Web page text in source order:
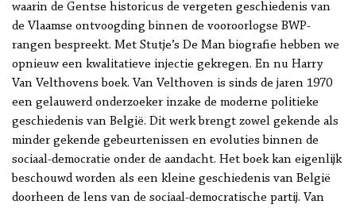
waarin de Gentse historicus de vergeten geschiedenis van
de Vlaamse ontvoogding binnen de vooroorlogse BWP-
rangen bespreekt. Met Stutje’s De Man biografie hebben we
opnieuw een kwalitatieve injectie gekregen. En nu Harry
Van Velthovens boek. Van Velthoven is sinds de jaren 1970
een gelauwerd onderzoeker inzake de moderne politieke
geschiedenis van België. Dit werk brengt zowel gekende als
minder gekende gebeurtenissen en evoluties binnen de
sociaal-democratie onder de aandacht. Het boek kan eigenlijk
beschouwd worden als een kleine geschiedenis van België
doorheen de lens van de sociaal-democratische partij. Van